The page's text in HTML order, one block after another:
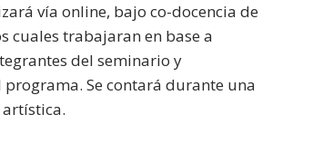
vía online, bajo co-docencia de
cuales trabajaran en base a
del seminario y
Se contará durante una